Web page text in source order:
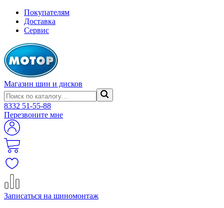
Покупателям
Доставка
Сервис
Магазин шин и дисков
8332 51-55-88
Перезвоните мне
Записаться на шиномонтаж